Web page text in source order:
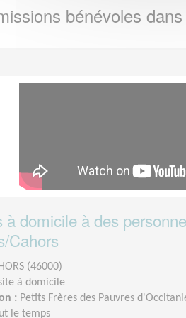
bénévoles
à domicile à des
Cahors
(46000)
à domicile
: Petits Frères des Pauvres
le temps